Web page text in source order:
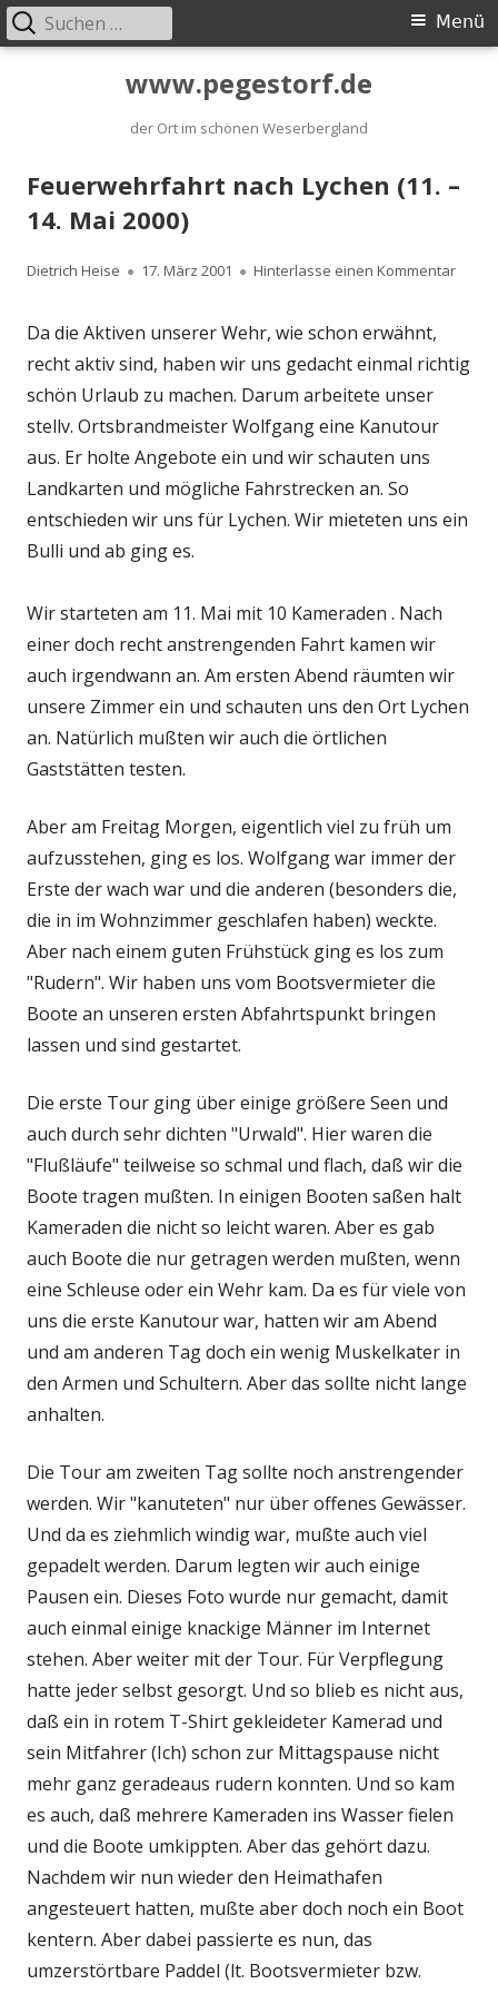
www.pegestorf.de
der Ort im schönen Weserbergland
Primäres
Menü
Suchen
nach:
Feuerwehrfahrt nach Lychen (11. –
14. Mai 2000)
Autor
Dietrich Heise
Veröffentlicht
17. März 2001 Hinterlasse einen Kommentar
Da die Aktiven unserer Wehr, wie schon erwähnt,
recht aktiv sind, haben wir uns gedacht einmal richtig
schön Urlaub zu machen. Darum arbeitete unser
stellv. Ortsbrandmeister Wolfgang eine Kanutour
aus. Er holte Angebote ein und wir schauten uns
Landkarten und mögliche Fahrstrecken an. So
entschieden wir uns für Lychen. Wir mieteten uns ein
Bulli und ab ging es.
Wir starteten am 11. Mai mit 10 Kameraden . Nach
einer doch recht anstrengenden Fahrt kamen wir
auch irgendwann an. Am ersten Abend räumten wir
unsere Zimmer ein und schauten uns den Ort Lychen
an. Natürlich mußten wir auch die örtlichen
Gaststätten testen.
Aber am Freitag Morgen, eigentlich viel zu früh um
aufzusstehen, ging es los. Wolfgang war immer der
Erste der wach war und die anderen (besonders die,
die in im Wohnzimmer geschlafen haben) weckte.
Aber nach einem guten Frühstück ging es los zum
"Rudern". Wir haben uns vom Bootsvermieter die
Boote an unseren ersten Abfahrtspunkt bringen
lassen und sind gestartet.
Die erste Tour ging über einige größere Seen und
auch durch sehr dichten "Urwald". Hier waren die
"Flußläufe" teilweise so schmal und flach, daß wir die
Boote tragen mußten. In einigen Booten saßen halt
Kameraden die nicht so leicht waren. Aber es gab
auch Boote die nur getragen werden mußten, wenn
eine Schleuse oder ein Wehr kam. Da es für viele von
uns die erste Kanutour war, hatten wir am Abend
und am anderen Tag doch ein wenig Muskelkater in
den Armen und Schultern. Aber das sollte nicht lange
anhalten.
Die Tour am zweiten Tag sollte noch anstrengender
werden. Wir "kanuteten" nur über offenes Gewässer.
Und da es ziehmlich windig war, mußte auch viel
gepadelt werden. Darum legten wir auch einige
Pausen ein. Dieses Foto wurde nur gemacht, damit
auch einmal einige knackige Männer im Internet
stehen. Aber weiter mit der Tour. Für Verpflegung
hatte jeder selbst gesorgt. Und so blieb es nicht aus,
daß ein in rotem T-Shirt gekleideter Kamerad und
sein Mitfahrer (Ich) schon zur Mittagspause nicht
mehr ganz geradeaus rudern konnten. Und so kam
es auch, daß mehrere Kameraden ins Wasser fielen
und die Boote umkippten. Aber das gehört dazu.
Nachdem wir nun wieder den Heimathafen
angesteuert hatten, mußte aber doch noch ein Boot
kentern. Aber dabei passierte es nun, das
umzerstörtbare Paddel (lt. Bootsvermieter bzw.